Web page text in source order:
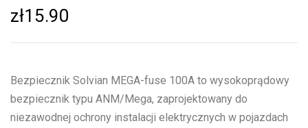
zł15.90
Bezpiecznik Solvian MEGA-fuse 100A to wysokoprądowy
bezpiecznik typu ANM/Mega, zaprojektowany do
niezawodnej ochrony instalacji elektrycznych w pojazdach